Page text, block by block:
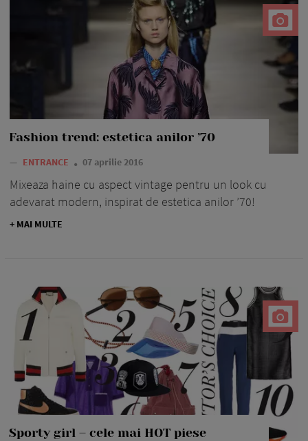
Fashion trend: estetica anilor ’70
— ENTRANCE 07 aprilie 2016
Mixeaza haine cu aspect vintage pentru un look cu
adevarat modern, inspirat de estetica anilor ’70!
+ MAI MULTE
Sporty girl – cele mai HOT piese